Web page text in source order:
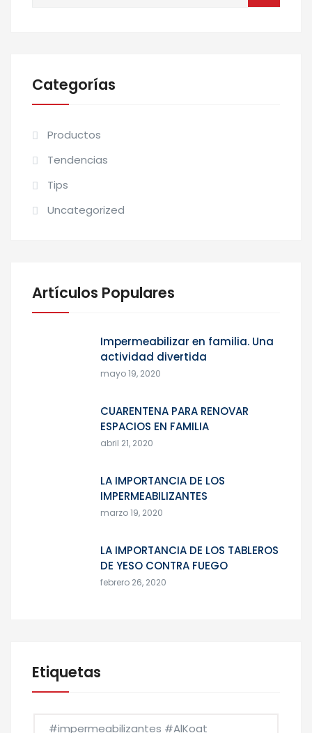
Categorías
Productos
Tendencias
Tips
Uncategorized
Artículos Populares
Impermeabilizar en familia. Una
actividad divertida
mayo 19, 2020
CUARENTENA PARA RENOVAR
ESPACIOS EN FAMILIA
abril 21, 2020
LA IMPORTANCIA DE LOS
IMPERMEABILIZANTES
marzo 19, 2020
LA IMPORTANCIA DE LOS TABLEROS
DE YESO CONTRA FUEGO
febrero 26, 2020
Etiquetas
#impermeabilizantes #AlKoat